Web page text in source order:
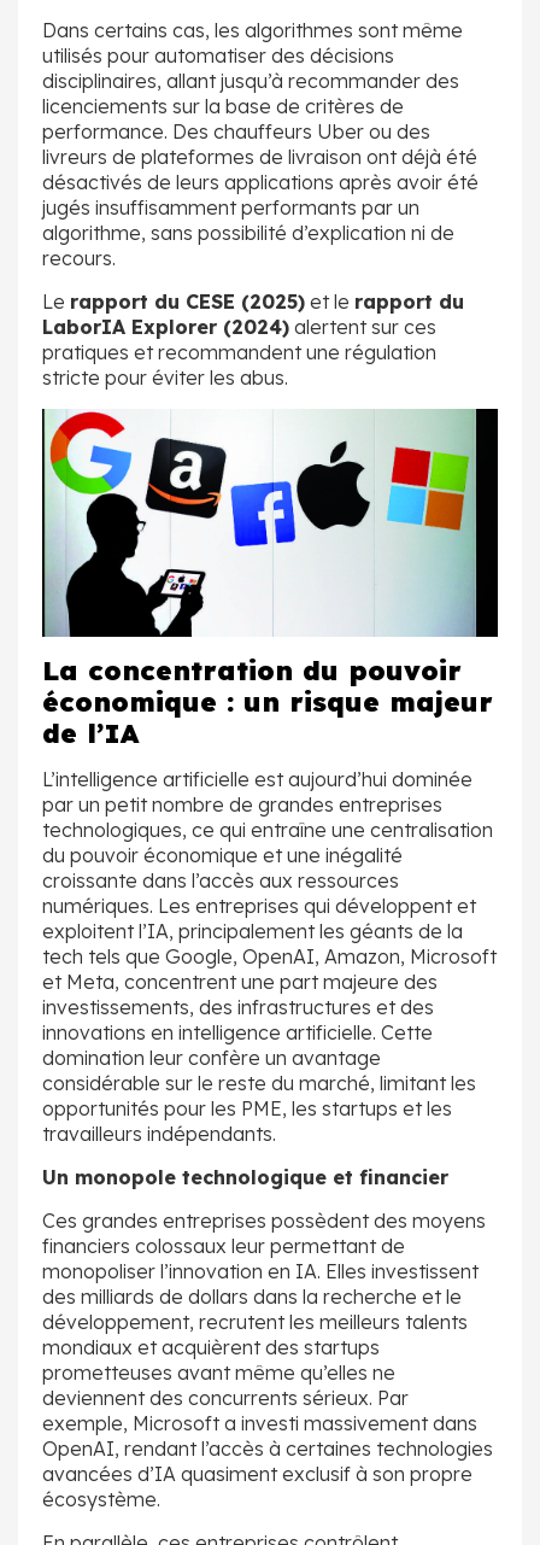
Dans certains cas, les algorithmes sont même
utilisés pour automatiser des décisions
disciplinaires, allant jusqu’à recommander des
licenciements sur la base de critères de
performance. Des chauffeurs Uber ou des
livreurs de plateformes de livraison ont déjà été
désactivés de leurs applications après avoir été
jugés insuffisamment performants par un
algorithme, sans possibilité d’explication ni de
recours.
Le rapport du CESE (2025) et le rapport du
LaborIA Explorer (2024) alertent sur ces
pratiques et recommandent une régulation
stricte pour éviter les abus.
La concentration du pouvoir
économique : un risque majeur
de l’IA
L’intelligence artificielle est aujourd’hui dominée
par un petit nombre de grandes entreprises
technologiques, ce qui entraîne une centralisation
du pouvoir économique et une inégalité
croissante dans l’accès aux ressources
numériques. Les entreprises qui développent et
exploitent l’IA, principalement les géants de la
tech tels que Google, OpenAI, Amazon, Microsoft
et Meta, concentrent une part majeure des
investissements, des infrastructures et des
innovations en intelligence artificielle. Cette
domination leur confère un avantage
considérable sur le reste du marché, limitant les
opportunités pour les PME, les startups et les
travailleurs indépendants.
Un monopole technologique et financier
Ces grandes entreprises possèdent des moyens
financiers colossaux leur permettant de
monopoliser l’innovation en IA. Elles investissent
des milliards de dollars dans la recherche et le
développement, recrutent les meilleurs talents
mondiaux et acquièrent des startups
prometteuses avant même qu’elles ne
deviennent des concurrents sérieux. Par
exemple, Microsoft a investi massivement dans
OpenAI, rendant l’accès à certaines technologies
avancées d’IA quasiment exclusif à son propre
écosystème.